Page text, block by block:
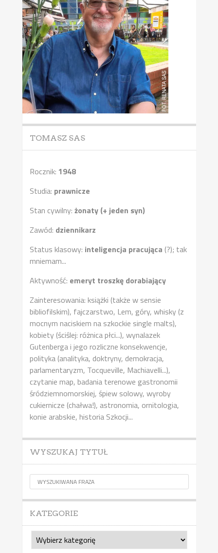
TOMASZ SAS
Rocznik: 1948
Studia: prawnicze
Stan cywilny: żonaty (+ jeden syn)
Zawód: dziennikarz
Status klasowy: inteligencja pracująca (?); tak
mniemam...
Aktywność: emeryt troszkę dorabiający
Zainteresowania: książki (także w sensie
bibliofilskim), fajczarstwo, Lem, góry, whisky (z
mocnym naciskiem na szkockie single malts),
kobiety (ściślej: różnica płci...), wynalazek
Gutenberga i jego rozliczne konsekwencje,
polityka (analityka, doktryny, demokracja,
parlamentaryzm, Tocqueville, Machiavelli...),
czytanie map, badania terenowe gastronomii
śródziemnomorskiej, śpiew solowy, wyroby
cukiernicze (chałwa!), astronomia, ornitologia,
konie arabskie, historia Szkocji...
WYSZUKAJ TYTUŁ
KATEGORIE
Kategorie